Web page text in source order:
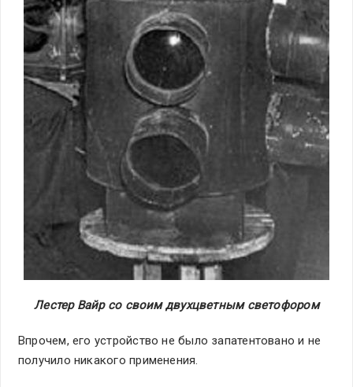
Лестер Вайр со своим двухцветным светофором
Впрочем, его устройство не было запатентовано и не
получило никакого применения.